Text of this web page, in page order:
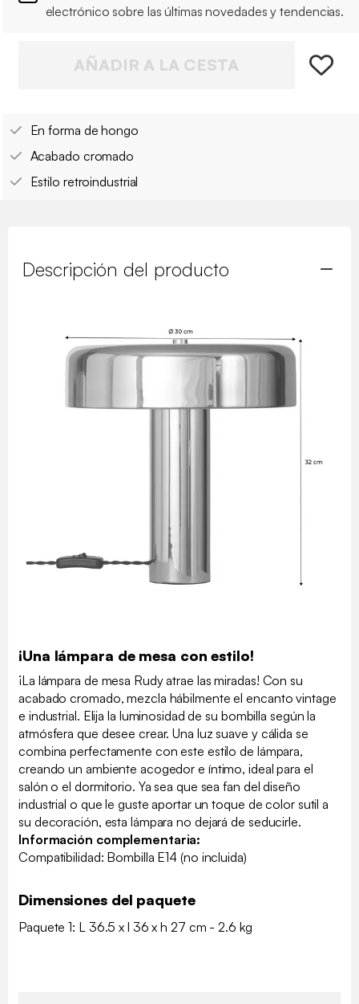
electrónico sobre las últimas novedades y tendencias.
AÑADIR A LA CESTA
En forma de hongo
Acabado cromado
Estilo retroindustrial
Descripción del producto
¡Una lámpara de mesa con estilo!
¡La lámpara de mesa Rudy atrae las miradas! Con su
acabado cromado, mezcla hábilmente el encanto vintage
e industrial. Elija la luminosidad de su bombilla según la
atmósfera que desee crear. Una luz suave y cálida se
combina perfectamente con este estilo de lámpara,
creando un ambiente acogedor e íntimo, ideal para el
salón o el dormitorio. Ya sea que sea fan del diseño
industrial o que le guste aportar un toque de color sutil a
su decoración, esta lámpara no dejará de seducirle.
Información complementaria:
Compatibilidad: Bombilla E14 (no incluida)
Dimensiones del paquete
Paquete 1: L 36.5 x l 36 x h 27 cm - 2.6 kg